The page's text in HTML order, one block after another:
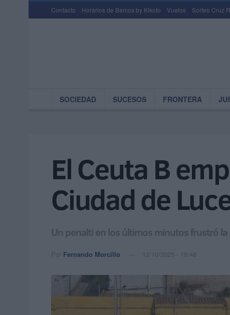
Contacto Horarios de Barcos by Kikoto Vuelos Sorteo Cruz
SOCIEDAD SUCESOS FRONTERA
El Ceuta B
Ciudad de
Un penalti en los últimos minutos frustró
Por Fernando Morcillo 12/10/2025 - 19:48